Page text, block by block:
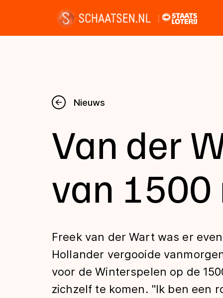
Nieuws
Kalender
Uitslagen
Tijden & historie
De weg op
Nieuws
Van der
van 1500
Freek van der Wart was er
Hollander vergooide
voor de Winterspelen op de
zichzelf te komen. "Ik ben een